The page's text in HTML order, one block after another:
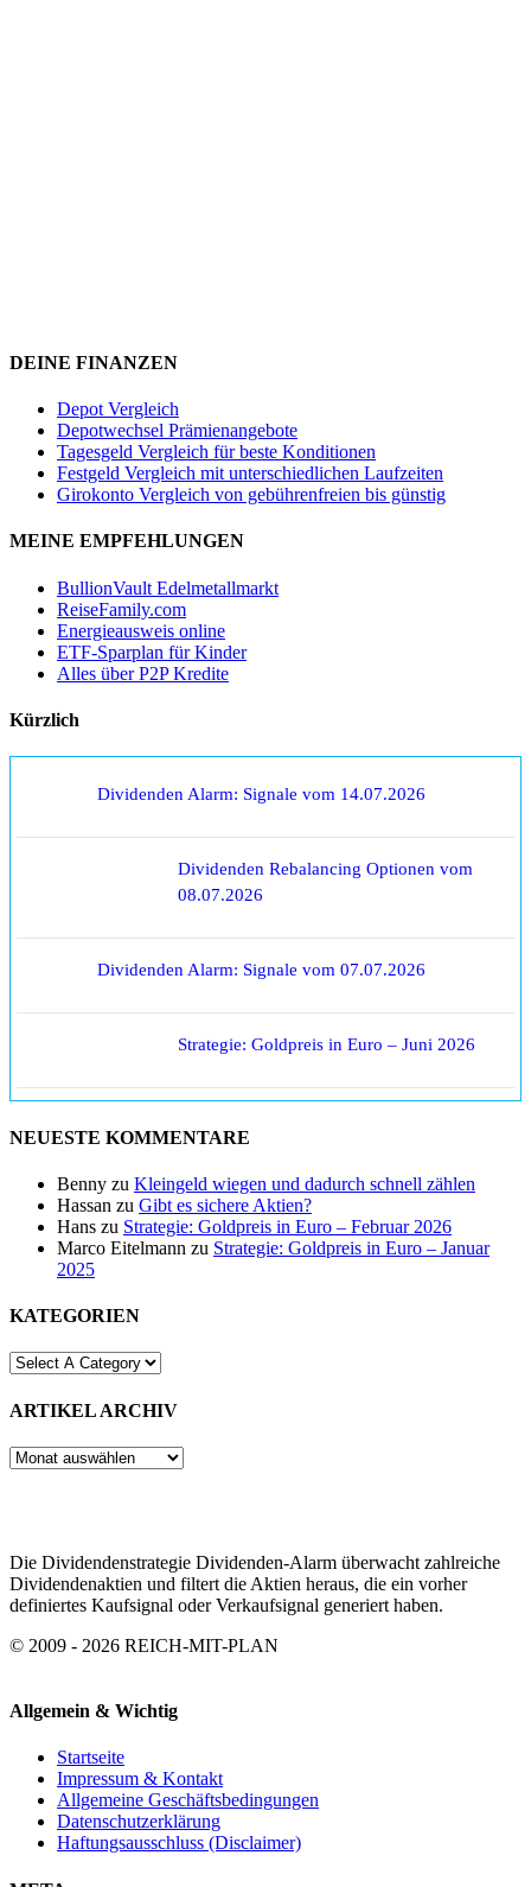
DEINE FINANZEN
Depot Vergleich
Depotwechsel Prämienangebote
Tagesgeld Vergleich für beste Konditionen
Festgeld Vergleich mit unterschiedlichen Laufzeiten
Girokonto Vergleich von gebührenfreien bis günstig
MEINE EMPFEHLUNGEN
BullionVault Edelmetallmarkt
ReiseFamily.com
Energieausweis online
ETF-Sparplan für Kinder
Alles über P2P Kredite
Kürzlich
Dividenden Alarm: Signale vom 14.07.2026
Dividenden Rebalancing Optionen vom
08.07.2026
Dividenden Alarm: Signale vom 07.07.2026
Strategie: Goldpreis in Euro – Juni 2026
NEUESTE KOMMENTARE
Benny zu Kleingeld wiegen und dadurch schnell zählen
Hassan zu Gibt es sichere Aktien?
Hans zu Strategie: Goldpreis in Euro – Februar 2026
Marco Eitelmann zu Strategie: Goldpreis in Euro – Januar
2025
KATEGORIEN
ARTIKEL ARCHIV
ARTIKEL
Die Dividendenstrategie Dividenden-Alarm überwacht zahlreiche
Dividendenaktien und filtert die Aktien heraus, die ein vorher
definiertes Kaufsignal oder Verkaufsignal generiert haben.
© 2009 - 2026 REICH-MIT-PLAN
Allgemein & Wichtig
Startseite
Impressum & Kontakt
Allgemeine Geschäftsbedingungen
Datenschutzerklärung
Haftungsausschluss (Disclaimer)